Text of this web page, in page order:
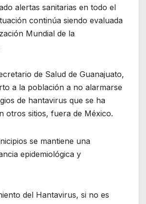
alertas sanitarias en todo el
continúa siendo evaluada
Mundial de la
de Salud de Guanajuato,
a la población a no alarmarse
de hantavirus que se ha
otros sitios, fuera de México.
se mantiene una
epidemiológica y
del Hantavirus, si no es